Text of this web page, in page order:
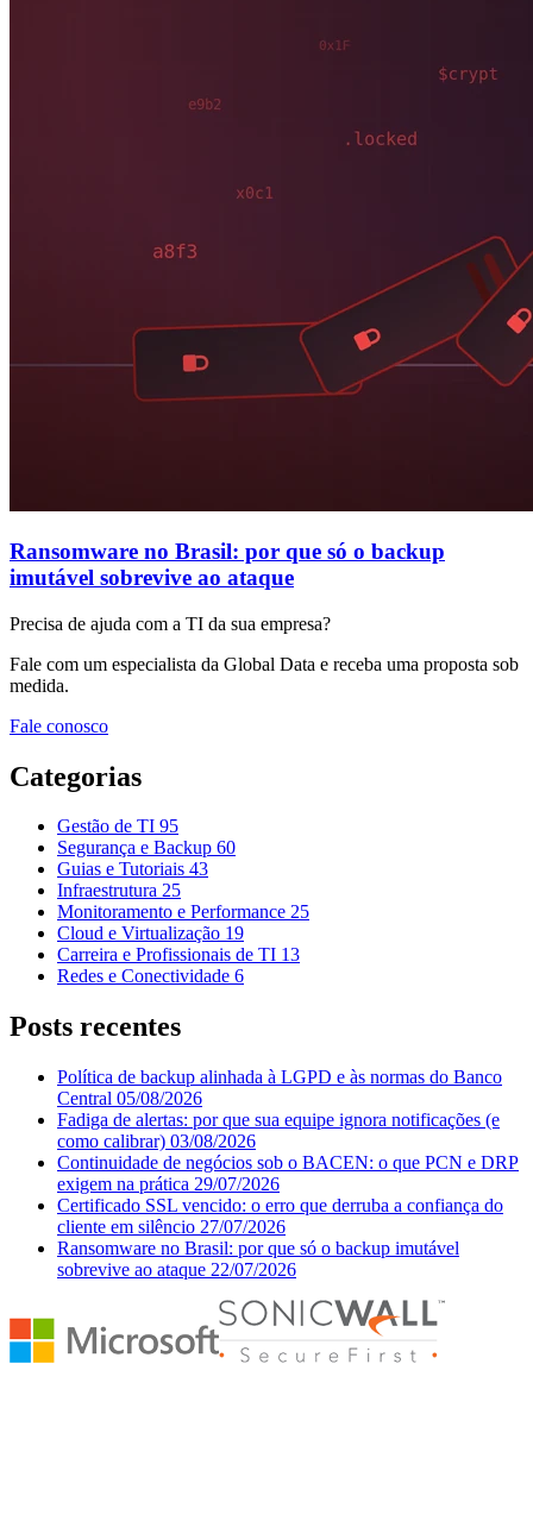
Ransomware no Brasil: por que só o backup
imutável sobrevive ao ataque
Precisa de ajuda com a TI da sua empresa?
Fale com um especialista da Global Data e receba uma proposta sob
medida.
Fale conosco
Categorias
Gestão de TI 95
Segurança e Backup 60
Guias e Tutoriais 43
Infraestrutura 25
Monitoramento e Performance 25
Cloud e Virtualização 19
Carreira e Profissionais de TI 13
Redes e Conectividade 6
Posts recentes
Política de backup alinhada à LGPD e às normas do Banco
Central 05/08/2026
Fadiga de alertas: por que sua equipe ignora notificações (e
como calibrar) 03/08/2026
Continuidade de negócios sob o BACEN: o que PCN e DRP
exigem na prática 29/07/2026
Certificado SSL vencido: o erro que derruba a confiança do
cliente em silêncio 27/07/2026
Ransomware no Brasil: por que só o backup imutável
sobrevive ao ataque 22/07/2026